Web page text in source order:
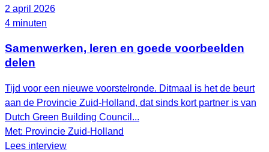
2 april 2026
4 minuten
Samenwerken, leren en goede voorbeelden
delen
Tijd voor een nieuwe voorstelronde. Ditmaal is het de beurt
aan de Provincie Zuid-Holland, dat sinds kort partner is van
Dutch Green Building Council...
Met: Provincie Zuid-Holland
Lees interview